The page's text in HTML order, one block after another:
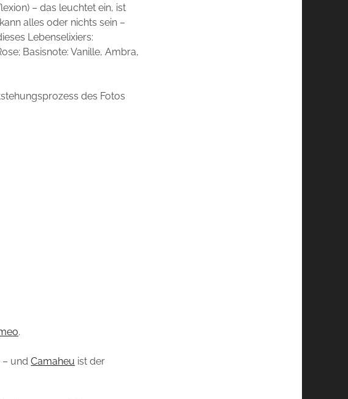
– das leuchtet ein, ist
alles oder nichts sein –
Lebenselixiers:
Basisnote:Vanille, Ambra,
des Fotos
.
– undCamaheu ist der